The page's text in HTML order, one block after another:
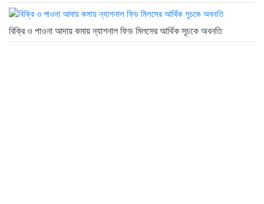
বিক্রি ও পাওনা আদায় কমায় ন্যাশনাল ফিড মিলসের আর্থিক সূচকে অবনতি